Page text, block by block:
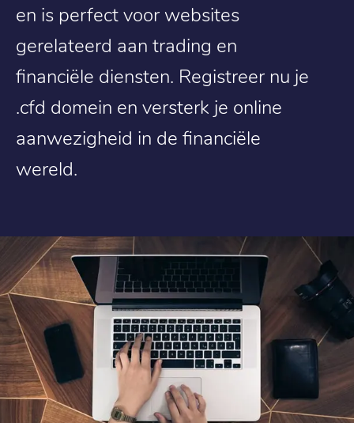
en is perfect voor websites
gerelateerd aan trading en
financiële diensten. Registreer nu je
.cfd domein en versterk je online
aanwezigheid in de financiële
wereld.